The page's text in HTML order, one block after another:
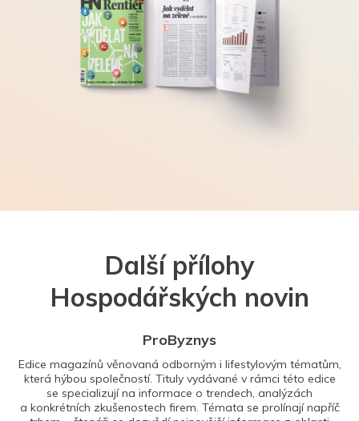
Další přílohy
Hospodářských novin
ProByznys
Edice magazínů věnovaná odborným i lifestylovým tématům,
která hýbou společností. Tituly vydávané v rámci této edice
se specializují na informace o trendech, analýzách
a konkrétních zkušenostech firem. Témata se prolínají napříč